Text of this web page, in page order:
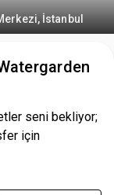
, İstanbul
seni bekliyor;
için